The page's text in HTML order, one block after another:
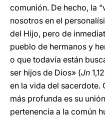
comunión. De hecho, la
nosotros en el
del Hijo, pero de
pueblo de hermanos y
o que todavía están
ser hijos de Dios» (Jn
en la vida del sacerdote.
más profunda es su
pertenencia a la común